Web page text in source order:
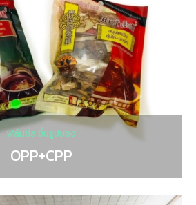
ฟิล์มซีล ขึ้นรูปซอง
OPP+CPP